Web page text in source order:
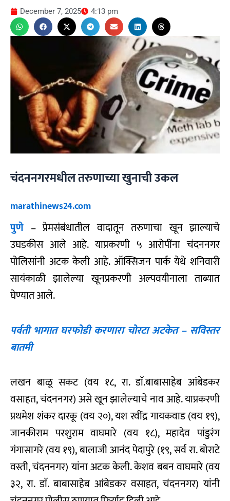
December 7, 2025 4:13 pm
चंदननगरमधील तरुणाच्या खुनाची उकल
marathinews24.com
पुणे – प्रेमसंबंधातील वादातून तरुणाचा खून झाल्याचे
उघडकीस आले आहे. याप्रकरणी ५ आरोपींना चंदननगर
पोलिसांनी अटक केली आहे. ऑक्सिजन पार्क येथे शनिवारी
सायंकाळी झालेल्या खूनप्रकरणी अल्पवयीनाला ताब्यात
घेण्यात आले.
पर्वती भागात घरफोडी करणारा चोरटा अटकेत – सविस्तर
बातमी
लखन बाळू सकट (वय १८, रा. डाॅ.बाबासाहेब आंबेडकर
वसाहत, चंदननगर) असे खून झालेल्याचे नाव आहे. याप्रकरणी
प्रथमेश शंकर दारकू (वय २०), यश रवींद्र गायकवाड (वय १९),
जानकीराम परशुराम वाघमारे (वय १८), महादेव पांडुरंग
गंगासागरे (वय १९), बालाजी आनंद पेदापुरे (१९, सर्व रा. बोराटे
वस्ती, चंदननगर) यांना अटक केली. केशव बबन वाघमारे (वय
३२, रा. डाॅ. बाबासाहेब आंबेडकर वसाहत, चंदननगर) यांनी